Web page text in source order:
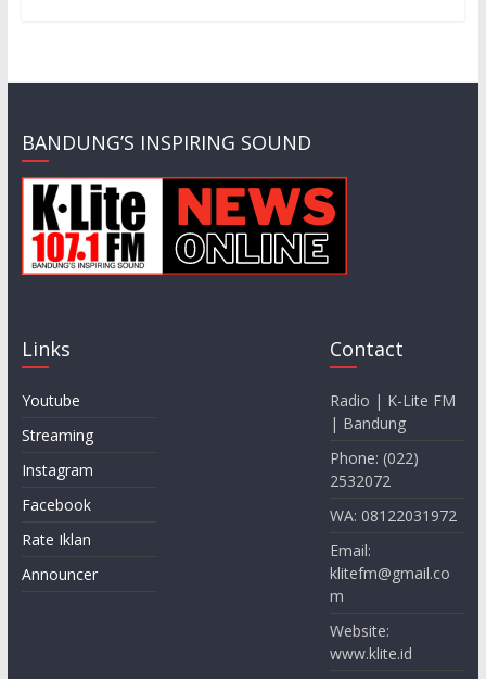
BANDUNG’S INSPIRING SOUND
Links
Youtube
Streaming
Instagram
Facebook
Rate Iklan
Announcer
Contact
Radio | K-Lite FM
| Bandung
Phone: (022)
2532072
WA: 08122031972
Email:
klitefm@gmail.co
m
Website:
www.klite.id